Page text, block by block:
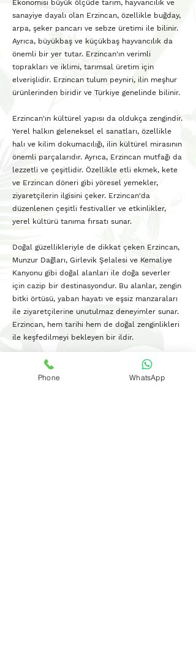
Ekonomisi büyük ölçüde tarım, hayvancılık ve
sanayiye dayalı olan Erzincan, özellikle buğday,
arpa, şeker pancarı ve sebze üretimi ile bilinir.
Ayrıca, büyükbaş ve küçükbaş hayvancılık da
önemli bir yer tutar. Erzincan'ın verimli
toprakları ve iklimi, tarımsal üretim için
elverişlidir. Erzincan tulum peyniri, ilin meşhur
ürünlerinden biridir ve Türkiye genelinde bilinir.
Erzincan'ın kültürel yapısı da oldukça zengindir.
Yerel halkın geleneksel el sanatları, özellikle
halı ve kilim dokumacılığı, ilin kültürel mirasının
önemli parçalarıdır. Ayrıca, Erzincan mutfağı da
lezzetli ve çeşitlidir. Özellikle etli ekmek, kete
ve Erzincan döneri gibi yöresel yemekler,
ziyaretçilerin ilgisini çeker. Erzincan'da
düzenlenen çeşitli festivaller ve etkinlikler,
yerel kültürü tanıma fırsatı sunar.
Doğal güzellikleriyle de dikkat çeken Erzincan,
Munzur Dağları, Girlevik Şelalesi ve Kemaliye
Kanyonu gibi doğal alanları ile doğa severler
için cazip bir destinasyondur. Bu alanlar, zengin
bitki örtüsü, yaban hayatı ve eşsiz manzaraları
ile ziyaretçilerine unutulmaz deneyimler sunar.
Erzincan, hem tarihi hem de doğal zenginlikleri
ile keşfedilmeyi bekleyen bir ildir.
Diode Lazer & IPL Lazer
Phone WhatsApp